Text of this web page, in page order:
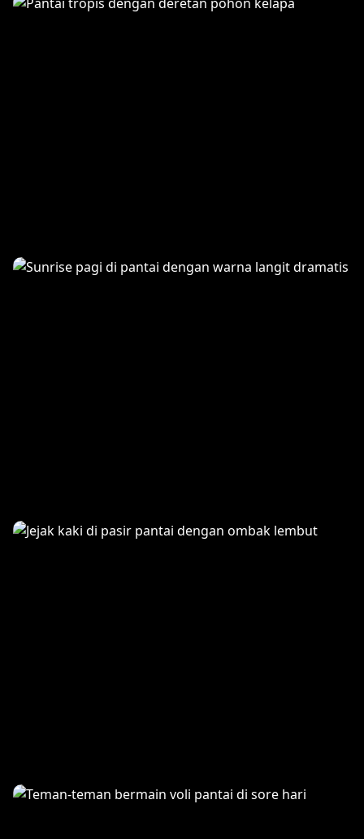
Surfing di Seminyak
Pesona Tropis Seminyak
Sunrise di Petitenget
Jejak di Pasir Putih